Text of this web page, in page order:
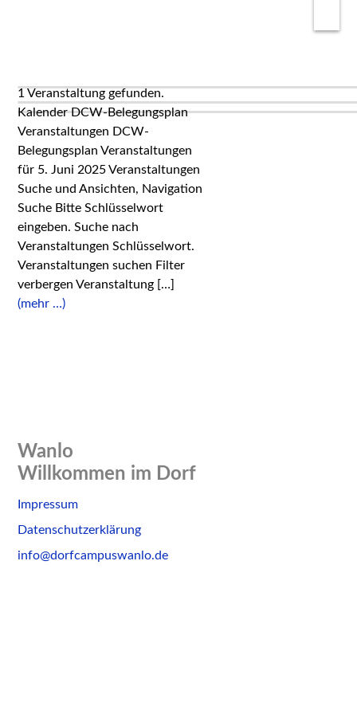
1 Veranstaltung gefunden.
Kalender DCW-Belegungsplan
Veranstaltungen DCW-
Belegungsplan Veranstaltungen
für 5. Juni 2025 Veranstaltungen
Suche und Ansichten, Navigation
Suche Bitte Schlüsselwort
eingeben. Suche nach
Veranstaltungen Schlüsselwort.
Veranstaltungen suchen Filter
verbergen Veranstaltung […]
(mehr …)
Wanlo
Willkommen im Dorf
Skip
to
Impressum
Datenschutzerklärung
info@dorfcampuswanlo.de